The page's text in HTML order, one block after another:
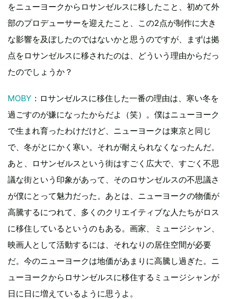
をニューヨークからロサンゼルスに移したこと、初めて外
部のプロデューサーを迎えたこと、この2点が制作に大き
な影響を及ぼしたのではないかと思うのですが、まずは拠
点をロサンゼルスに移されたのは、どういう理由からだっ
たのでしょうか？
MOBY ：ロサンゼルスに移住した一番の理由は、寒い冬を
過ごすのが嫌になったからだよ（笑）。僕はニューヨーク
で生まれ育ったわけだけど、ニューヨークは東京と同じ
で、冬がとにかく寒い。それが耐えられなくなったんだ。
あと、ロサンゼルスという街はすごく広大で、すごく不思
議な街という印象があって、そのロサンゼルスの不思議さ
が僕にとって魅力だった。あとは、ニューヨークの物価が
高騰するにつれて、多くのクリエイティブな人たちがロス
に移住しているというのもある。画家、ミュージシャン、
映画人として活動するには、それなりの居住空間が必要
だ。今のニューヨークは地価があまりに高騰し過ぎた。ニ
ューヨークからロサンゼルスに移住するミュージシャンが
日に日に増えているように思うよ。